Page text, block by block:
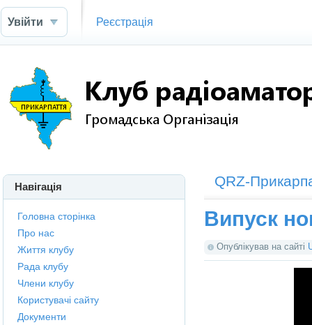
Увійти Реєстрація
QRZ-
Випуск
Опублікував на сайті
Навігація
Головна сторінка
Про нас
Життя клубу
Рада клубу
Члени клубу
Користувачі сайту
Документи